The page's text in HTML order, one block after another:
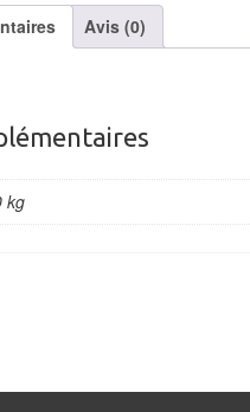
Avis (0)
kg